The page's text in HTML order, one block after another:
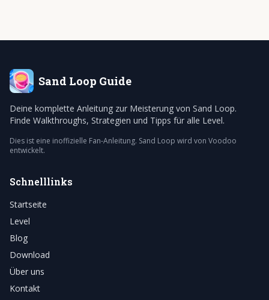
Sand Loop Guide
Deine komplette Anleitung zur Meisterung von Sand Loop.
Finde Walkthroughs, Strategien und Tipps für alle Level.
Dies ist eine inoffizielle Fan-Anleitung. Sand Loop wird von Voodoo
entwickelt.
Schnelllinks
Startseite
Level
Blog
Download
Über uns
Kontakt